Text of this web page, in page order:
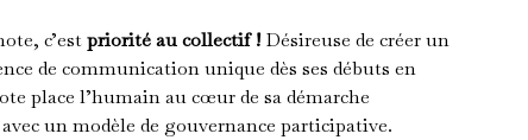
c’estpriorité au collectif !Désireuse de créer un
de communication unique dès ses débuts en
place l’humain au cœur de sa démarche
un modèle de gouvernance participative.